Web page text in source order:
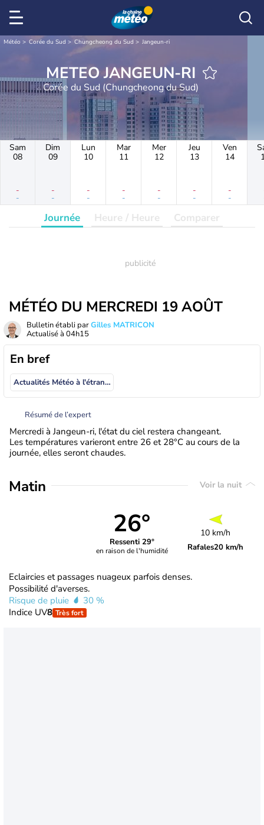
Météo Corée du Sud Chungcheong du Sud Jangeun-ri
METEO JANGEUN-RI
Corée du Sud (Chungcheong du Sud)
Sam
08
-
-
Dim
09
-
-
Lun
10
-
-
Mar
11
-
-
Mer
12
-
-
Jeu
13
-
-
Ven
14
-
-
Journée Heure / Heure Comparer
MÉTÉO DU MERCREDI 19 AOÛT
Bulletin établi parGilles MATRICON
Actualisé à 04h15
En bref
Actualités Météo à l'étranger
Résumé de l’expert
Mercredi à Jangeun-ri, l'état du ciel restera changeant.
Les températures varieront entre 26 et 28°C au cours de la
journée, elles seront chaudes.
Matin Voir la nuit
26°
Ressenti 29°
en raison de l'humidité
10 km/h
Rafales20 km/h
Eclaircies et passages nuageux parfois denses.
Possibilité d'averses.
Risque de pluie
30 %
Indice UV8 Très fort